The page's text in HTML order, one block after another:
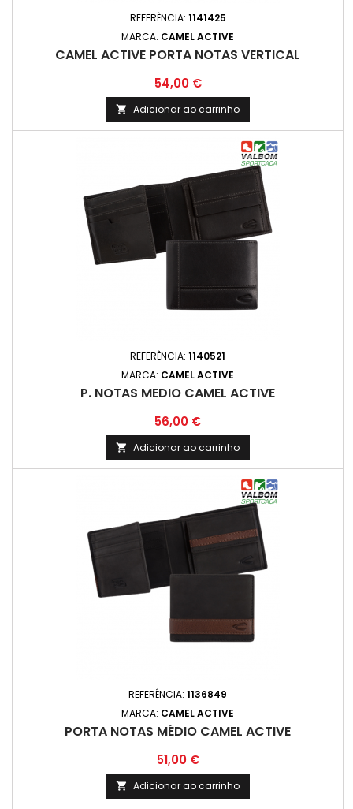
REFERÊNCIA: 1141425
MARCA: CAMEL ACTIVE
CAMEL ACTIVE PORTA NOTAS VERTICAL
Preço
54,00 €
 Adicionar ao carrinho
REFERÊNCIA: 1140521
MARCA: CAMEL ACTIVE
P. NOTAS MEDIO CAMEL ACTIVE
Preço
56,00 €
 Adicionar ao carrinho
REFERÊNCIA: 1136849
MARCA: CAMEL ACTIVE
PORTA NOTAS MÉDIO CAMEL ACTIVE
Preço
51,00 €
 Adicionar ao carrinho